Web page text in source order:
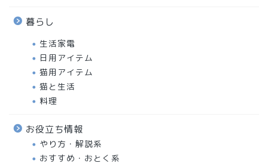
暮らし
生活家電
日用アイテム
猫用アイテム
猫と生活
料理
お役立ち情報
やり方・解説系
おすすめ・おとく系